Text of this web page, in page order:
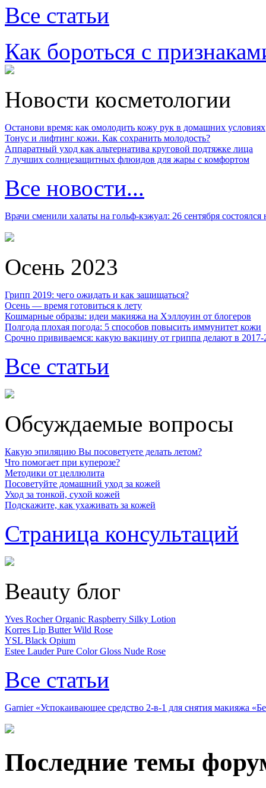
Все статьи
Как бороться с
Новости косметологии
Останови время: как омолодить кожу рук в домашних условиях
Тонус и лифтинг кожи. Как сохранить молодость?
Аппаратный уход как альтернатива круговой подтяжке лица
7 лучших солнцезащитных флюидов для жары с комфортом
Все новости...
Врачи сменили халаты на гольф-кэжуал: 26 сентября
Осень 2023
Грипп 2019: чего ожидать и как защищаться?
Осень — время готовиться к лету
Кошмарные образы: идеи макияжа на Хэллоуин от блогеров
Полгода плохая погода: 5 способов повысить иммунитет кожи
Срочно прививаемся: какую вакцину от гриппа делают в 2017-
Все статьи
Обсуждаемые вопросы
Какую эпиляцию Вы посоветуете делать летом?
Что помогает при куперозе?
Методики от целлюлита
Посоветуйте домашний уход за кожей
Уход за тонкой, сухой кожей
Подскажите, как ухаживать за кожей
Страница консультаций
Beauty блог
Yves Rocher Organic Raspberry Silky Lotion
Korres Lip Butter Wild Rose
YSL Black Opium
Estee Lauder Pure Color Gloss Nude Rose
Все статьи
Garnier «Успокаивающее средство 2-в-1 для снятия макияжа
Последние темы